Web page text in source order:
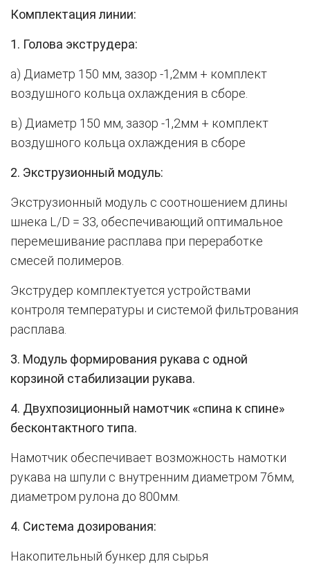
Комплектация линии:
1. Голова экструдера:
а) Диаметр 150 мм, зазор -1,2мм + комплект
воздушного кольца охлаждения в сборе.
в) Диаметр 150 мм, зазор -1,2мм + комплект
воздушного кольца охлаждения в сборе
2. Экструзионный модуль:
Экструзионный модуль с соотношением длины
шнека L/D = 33, обеспечивающий оптимальное
перемешивание расплава при переработке
смесей полимеров.
Экструдер комплектуется устройствами
контроля температуры и системой фильтрования
расплава.
3. Модуль формирования рукава с одной
корзиной стабилизации рукава.
4. Двухпозиционный намотчик «спина к спине»
бесконтактного типа.
Намотчик обеспечивает возможность намотки
рукава на шпули с внутренним диаметром 76мм,
диаметром рулона до 800мм.
4. Система дозирования:
Накопительный бункер для сырья